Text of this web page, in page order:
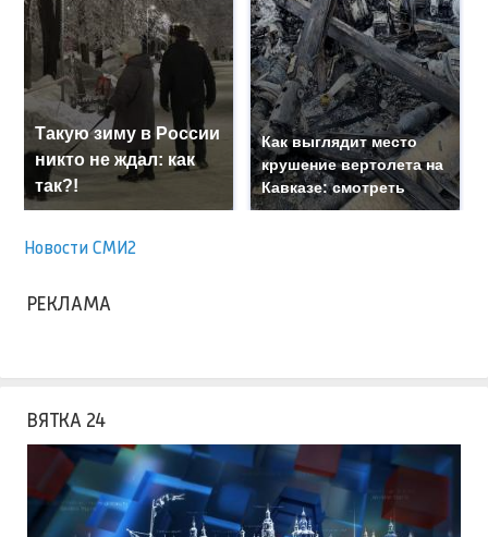
Такую зиму в России
никто не ждал: как
так?!
Как выглядит место
крушение вертолета на
Кавказе: смотреть
Новости СМИ2
РЕКЛАМА
ВЯТКА 24